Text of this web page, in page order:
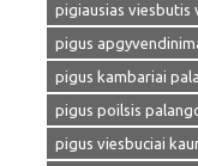
pigiausias viesbutis
pigus
pigus kambariai
pigus poilsis
pigus viesbuciai